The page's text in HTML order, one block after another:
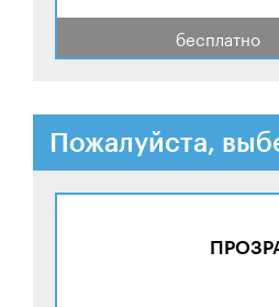
бесплатно
Пожалуйста,